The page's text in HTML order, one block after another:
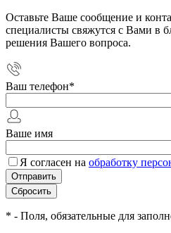
Оставьте Ваше сообщение и
специалисты свяжутся с Вами в
решения Вашего вопроса.
Ваш телефон*
Ваше имя
Я согласен на обработку
* - Поля, обязательные для